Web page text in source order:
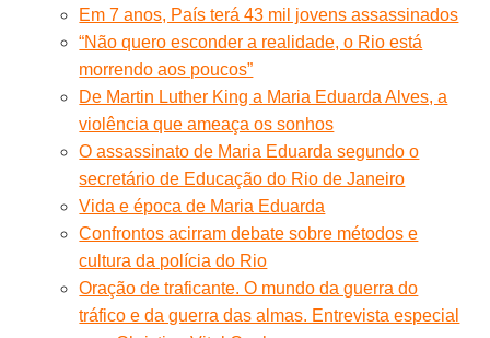
Em 7 anos, País terá 43 mil jovens assassinados
“Não quero esconder a realidade, o Rio está
morrendo aos poucos”
De Martin Luther King a Maria Eduarda Alves, a
violência que ameaça os sonhos
O assassinato de Maria Eduarda segundo o
secretário de Educação do Rio de Janeiro
Vida e época de Maria Eduarda
Confrontos acirram debate sobre métodos e
cultura da polícia do Rio
Oração de traficante. O mundo da guerra do
tráfico e da guerra das almas. Entrevista especial